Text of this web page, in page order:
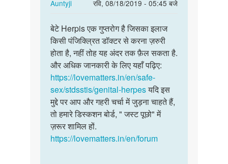
Auntyji
रवि, 08/18/2019 - 05:45 बजे
In
to
क्या
यह
जानलेवा
है
by
अज्ञात
बेटे
Herpis
एक
गुप्तरोग
है…
बेटे Herpis एक गुप्तरोग है जिसका इलाज
किसी पंजिक्ल्रित डॉक्टर से करना ज़रुरी
होता है, नहीं तोह यह अंदर तक फ़ैल सकता है.
और अधिक जानकारी के लिए यहाँ पढ़िए:
https://lovematters.in/en/safe-
sex/stdsstis/genital-herpesयदि इस
मुद्दे पर आप और गहरी चर्चा में जुड़ना चाहते हैं,
तो हमारे डिस्कशन बोर्ड, " जस्ट पूछो" में
ज़रूर शामिल हों.
https://lovematters.in/en/forum